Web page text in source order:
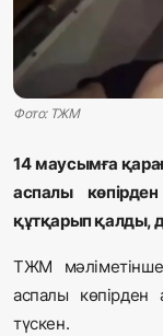
Жаңалықтар
Қоғам
Спорт
Әлем
Журналистік
Қазақ тілі
Фото: ТЖМ
14 маусымға
аспалы
құтқарып қалды,
ТЖМ мәліметінше,
аспалы көпірден
түскен.